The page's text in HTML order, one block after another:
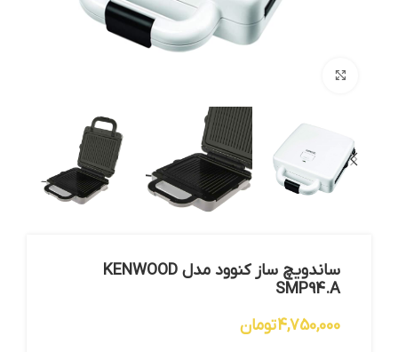
ساندویچ ساز کنوود مدل KENWOOD
SMP94.A
4,750,000تومان